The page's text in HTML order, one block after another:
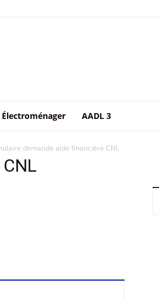
Électroménager AADL 3
demande aide financière CNL